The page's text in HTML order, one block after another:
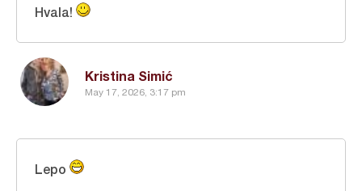
Kristina Simić
May 17, 2026, 3:17 pm
Hvala!
Lepo